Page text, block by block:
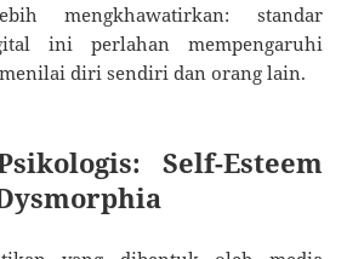
mengkhawatirkan: standar
ini perlahan mempengaruhi
diri sendiri dan orang lain.
Self-Esteem